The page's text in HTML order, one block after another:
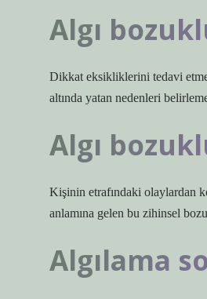
Algı
Dikkat eksikliklerini tedavi
altında yatan nedenleri
Algı
Kişinin etrafındaki olaylardan
anlamına gelen bu zihinsel
Algılama